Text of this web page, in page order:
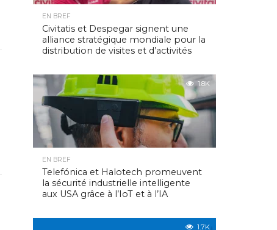
EN BREF
Civitatis et Despegar signent une
alliance stratégique mondiale pour la
distribution de visites et d’activités
1.8K
EN BREF
Telefónica et Halotech promeuvent
la sécurité industrielle intelligente
aux USA grâce à l’IoT et à l’IA
1.7K